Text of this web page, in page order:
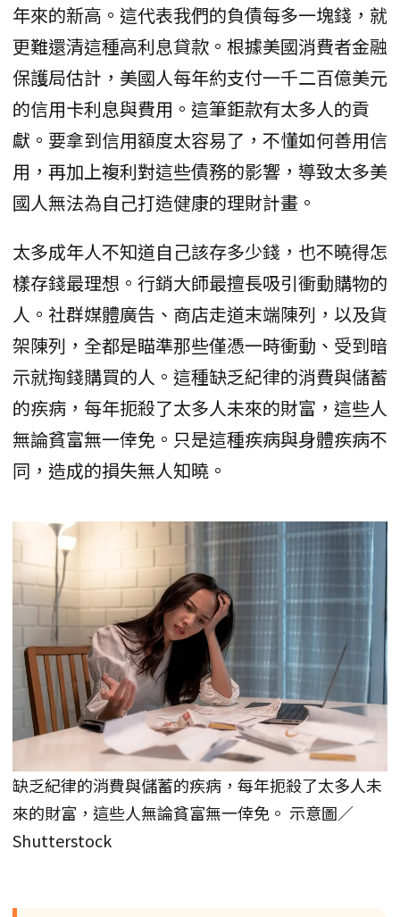
年來的新高。這代表我們的負債每多一塊錢，就
更難還清這種高利息貸款。根據美國消費者金融
保護局估計，美國人每年約支付一千二百億美元
的信用卡利息與費用。這筆鉅款有太多人的貢
獻。要拿到信用額度太容易了，不懂如何善用信
用，再加上複利對這些債務的影響，導致太多美
國人無法為自己打造健康的理財計畫。
太多成年人不知道自己該存多少錢，也不曉得怎
樣存錢最理想。行銷大師最擅長吸引衝動購物的
人。社群媒體廣告、商店走道末端陳列，以及貨
架陳列，全都是瞄準那些僅憑一時衝動、受到暗
示就掏錢購買的人。這種缺乏紀律的消費與儲蓄
的疾病，每年扼殺了太多人未來的財富，這些人
無論貧富無一倖免。只是這種疾病與身體疾病不
同，造成的損失無人知曉。
缺乏紀律的消費與儲蓄的疾病，每年扼殺了太多人未
來的財富，這些人無論貧富無一倖免。 示意圖／
Shutterstock